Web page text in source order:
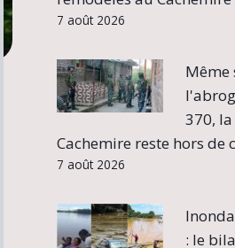
7 août 2026
Même
370,
Cachemire reste hors de
7 août 2026
: le